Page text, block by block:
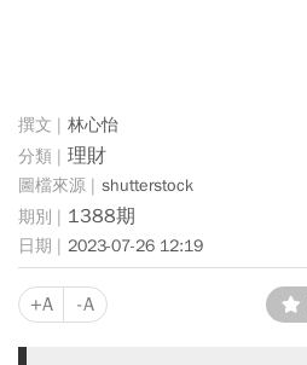
林心怡
理財
shutterstock
1388期
2023-07-26 12:19
+A -A